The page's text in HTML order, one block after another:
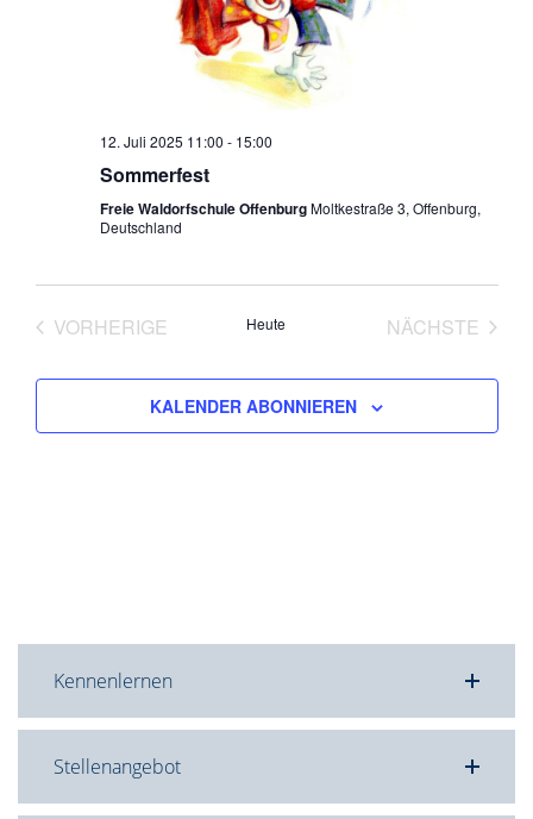
12. Juli 2025 11:00 - 15:00
Sommerfest
Freie Waldorfschule OffenburgMoltkestraße 3, Offenburg,
Deutschland
VORHERIGE
Heute
NÄCHSTE
KALENDER ABONNIEREN
Kennenlernen
Stellenangebot